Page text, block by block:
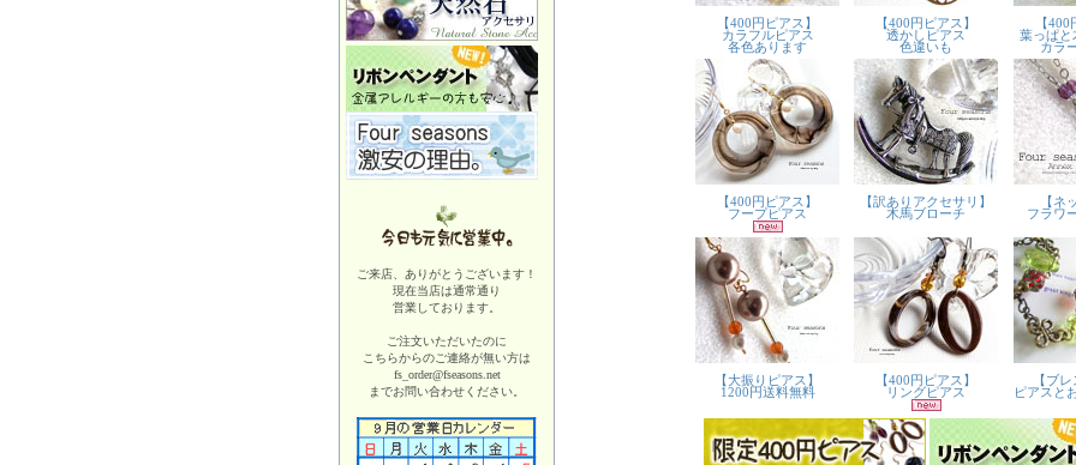
ご来店、ありがとうございます！
現在当店は通常通り
営業しております。
ご注文いただいたのに
こちらからのご連絡が無い方は
fs_order@fseasons.net
までお問い合わせください。